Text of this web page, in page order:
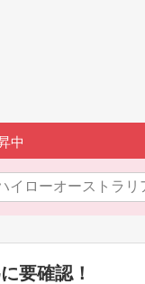
中
イローオーストラリ
要確認！